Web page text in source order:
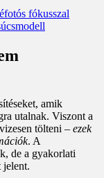
amik
utalnak. Viszont a
tölteni – ezek
. A
de a gyakorlati
jelent.